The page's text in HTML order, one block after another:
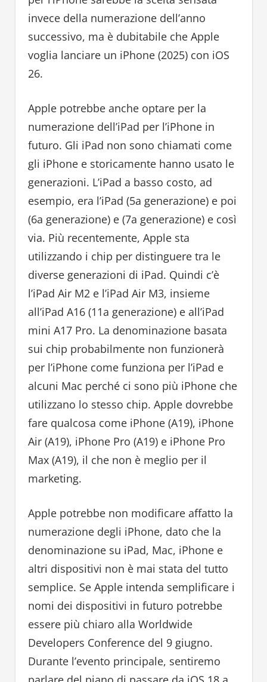
invece della numerazione dell’anno
successivo, ma è dubitabile che Apple
voglia lanciare un iPhone (2025) con iOS
26.
Apple potrebbe anche optare per la
numerazione dell’iPad per l’iPhone in
futuro. Gli iPad non sono chiamati come
gli iPhone e storicamente hanno usato le
generazioni. L’iPad a basso costo, ad
esempio, era l’iPad (5a generazione) e poi
(6a generazione) e (7a generazione) e così
via. Più recentemente, Apple sta
utilizzando i chip per distinguere tra le
diverse generazioni di iPad. Quindi c’è
l’iPad Air M2 e l’iPad Air M3, insieme
all’iPad A16 (11a generazione) e all’iPad
mini A17 Pro. La denominazione basata
sui chip probabilmente non funzionerà
per l’iPhone come funziona per l’iPad e
alcuni Mac perché ci sono più iPhone che
utilizzano lo stesso chip. Apple dovrebbe
fare qualcosa come iPhone (A19), iPhone
Air (A19), iPhone Pro (A19) e iPhone Pro
Max (A19), il che non è meglio per il
marketing.
Apple potrebbe non modificare affatto la
numerazione degli iPhone, dato che la
denominazione su iPad, Mac, iPhone e
altri dispositivi non è mai stata del tutto
semplice. Se Apple intenda semplificare i
nomi dei dispositivi in ​​futuro potrebbe
essere più chiaro alla Worldwide
Developers Conference del 9 giugno.
Durante l’evento principale, sentiremo